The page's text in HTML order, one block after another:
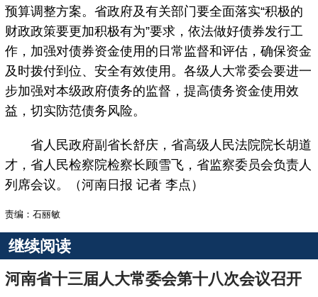
预算调整方案。省政府及有关部门要全面落实“积极的
财政政策要更加积极有为”要求，依法做好债券发行工
作，加强对债券资金使用的日常监督和评估，确保资金
及时拨付到位、安全有效使用。各级人大常委会要进一
步加强对本级政府债务的监督，提高债务资金使用效
益，切实防范债务风险。
省人民政府副省长舒庆，省高级人民法院院长胡道
才，省人民检察院检察长顾雪飞，省监察委员会负责人
列席会议。（河南日报 记者 李点）
责编：石丽敏
继续阅读
河南省十三届人大常委会第十八次会议召开